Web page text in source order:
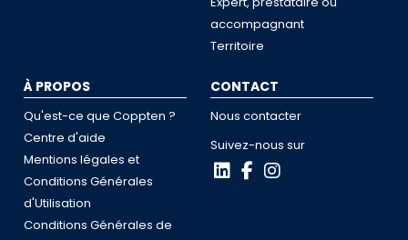
accompagnant
Territoire
À PROPOS
Qu'est-ce que Coppten ?
Centre d'aide
Mentions légales et
Conditions Générales
d'Utilisation
Conditions Générales de
CONTACT
Nous contacter
Suivez-nous sur